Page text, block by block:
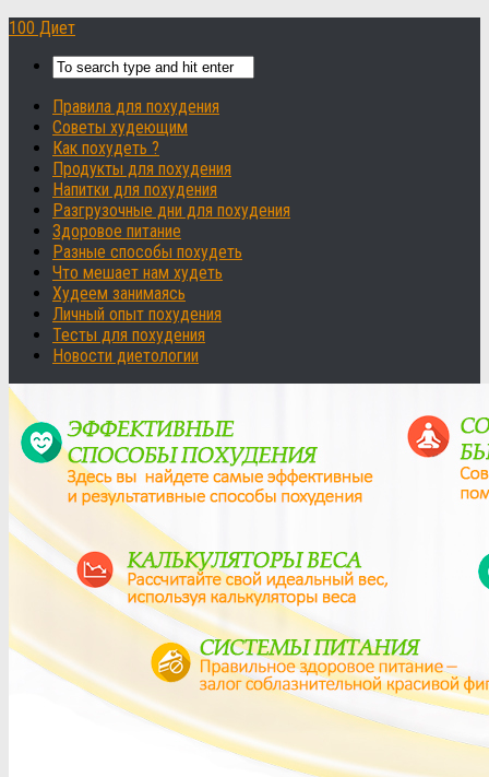
100 Диет
Правила для похудения
Советы худеющим
Как похудеть ?
Продукты для похудения
Напитки для похудения
Разгрузочные дни для похудения
Здоровое питание
Разные способы похудеть
Что мешает нам худеть
Худеем занимаясь
Личный опыт похудения
Тесты для похудения
Новости диетологии